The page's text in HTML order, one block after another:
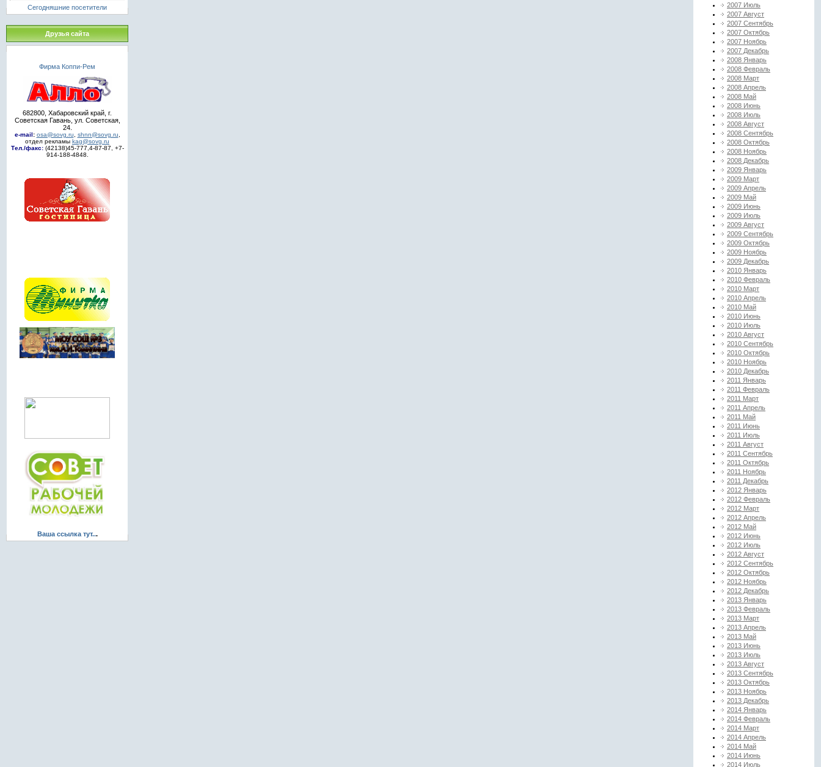
Сегодняшние посетители
Друзья сайта
Фирма Коппи-Рем
682800, Хабаровский край, г.
Советская Гавань, ул. Советская,
24.
e-mail: osa@sovg.ru shnn@sovg.ru
отдел рекламы kag@sovg.ru
Тел./факс:(42138)45-777,4-87-87, +7-
914-188-4848.
Ваша ссылка тут...
2007 Июль
2007 Август
2007 Сентябрь
2007 Октябрь
2007 Ноябрь
2007 Декабрь
2008 Январь
2008 Февраль
2008 Март
2008 Апрель
2008 Май
2008 Июнь
2008 Июль
2008 Август
2008 Сентябрь
2008 Октябрь
2008 Ноябрь
2008 Декабрь
2009 Январь
2009 Март
2009 Апрель
2009 Май
2009 Июнь
2009 Июль
2009 Август
2009 Сентябрь
2009 Октябрь
2009 Ноябрь
2009 Декабрь
2010 Январь
2010 Февраль
2010 Март
2010 Апрель
2010 Май
2010 Июнь
2010 Июль
2010 Август
2010 Сентябрь
2010 Октябрь
2010 Ноябрь
2010 Декабрь
2011 Январь
2011 Февраль
2011 Март
2011 Апрель
2011 Май
2011 Июнь
2011 Июль
2011 Август
2011 Сентябрь
2011 Октябрь
2011 Ноябрь
2011 Декабрь
2012 Январь
2012 Февраль
2012 Март
2012 Апрель
2012 Май
2012 Июнь
2012 Июль
2012 Август
2012 Сентябрь
2012 Октябрь
2012 Ноябрь
2012 Декабрь
2013 Январь
2013 Февраль
2013 Март
2013 Апрель
2013 Май
2013 Июнь
2013 Июль
2013 Август
2013 Сентябрь
2013 Октябрь
2013 Ноябрь
2013 Декабрь
2014 Январь
2014 Февраль
2014 Март
2014 Апрель
2014 Май
2014 Июнь
2014 Июль